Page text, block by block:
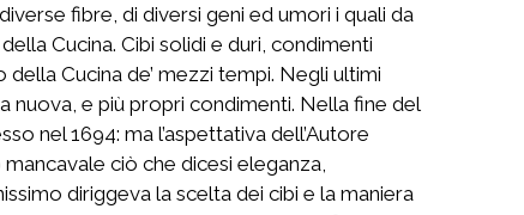
fibre, di diversi geni ed umori i quali da
Cucina. Cibi solidi e duri, condimenti
Cucina de’ mezzi tempi. Negli ultimi
nuova, e più propri condimenti. Nella fine del
nel 1694: ma l’aspettativa dell’Autore
ciò che dicesi eleganza,
diriggeva la scelta dei cibi e la maniera